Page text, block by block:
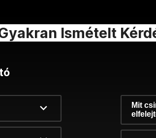
Ismételt
Mit